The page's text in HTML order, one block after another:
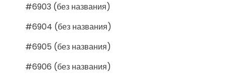
#6903 (без названия)
#6904 (без названия)
#6905 (без названия)
#6906 (без названия)